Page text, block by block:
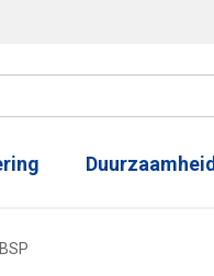
Duurzaamheid